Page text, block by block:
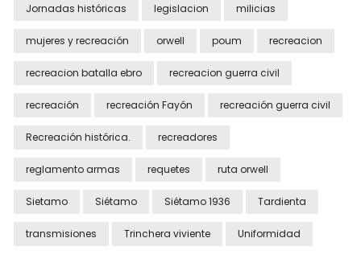
Jornadas históricas legislacion milicias
mujeres y recreación orwell poum recreacion
recreacion batalla ebro recreacion guerra civil
recreación recreación Fayón recreación guerra civil
Recreación histórica. recreadores
reglamento armas requetes ruta orwell
Sietamo Siétamo Siétamo 1936 Tardienta
transmisiones Trinchera viviente Uniformidad